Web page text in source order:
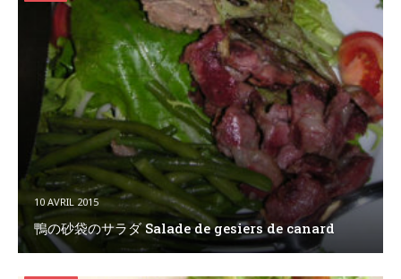
10 AVRIL 2015
鴨の砂袋のサラダ Salade de gesiers de canard